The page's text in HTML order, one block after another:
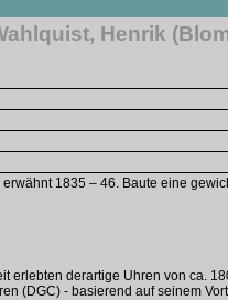
Henrik
1835 – 46. Baute eine
derartige Uhren von ca.
(DGC) - basierend auf seinem